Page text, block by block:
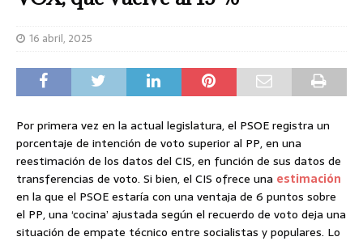
16 abril, 2025
Por primera vez en la actual legislatura, el PSOE registra un
porcentaje de intención de voto superior al PP, en una
reestimación de los datos del CIS, en función de sus datos de
transferencias de voto. Si bien, el CIS ofrece una estimación
en la que el PSOE estaría con una ventaja de 6 puntos sobre
el PP, una ‘cocina’ ajustada según el recuerdo de voto deja una
situación de empate técnico entre socialistas y populares. Lo